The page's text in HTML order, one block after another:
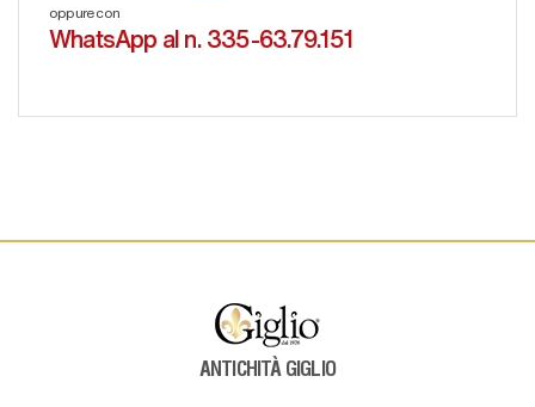
oppure con
WhatsApp al n. 335-63.79.151
ANTICHITÀ GIGLIO